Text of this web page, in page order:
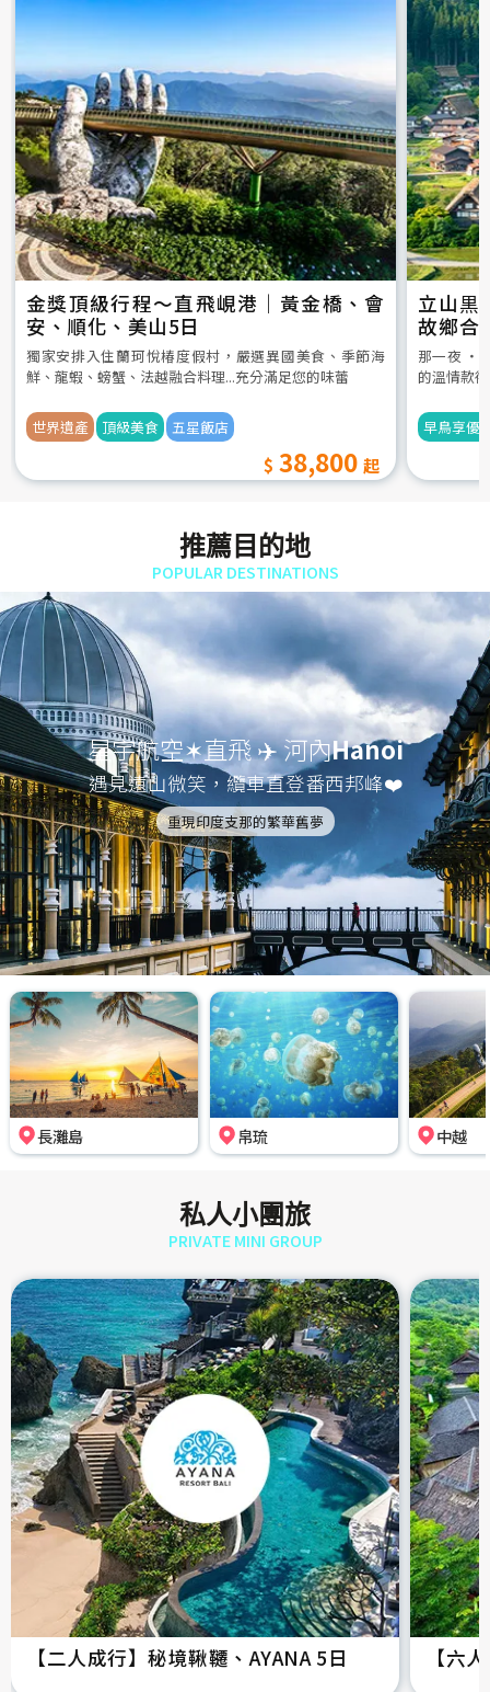
金獎頂級行程～直飛峴港｜黃金橋、會
安、順化、美山5日
獨家安排入住蘭珂悅椿度假村，嚴選異國美食、季節海
鮮、龍蝦、螃蟹、法越融合料理...充分滿足您的味蕾
世界遺產 頂級美食 五星飯店
38,800
立山黒
故鄉合
5日
那一夜 ‧
的溫情款
早鳥享優
推薦目的地
POPULAR DESTINATIONS
星宇航空✶直飛 ✈️ 河內Hanoi
遇見遠山微笑，纜車直登番西邦峰❤️
重現印度支那的繁華舊夢
長灘島 帛琉 中越
私人小團旅
PRIVATE MINI GROUP
【二人成行】秘境鞦韆、AYANA 5日 【六